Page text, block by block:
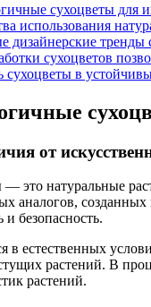
сухоцветы для
использования
дизайнерские тренды
сухоцветов
сухоцветы в
от
это натуральные
аналогов,
безопасность.
в естественных
растений. В
растений.